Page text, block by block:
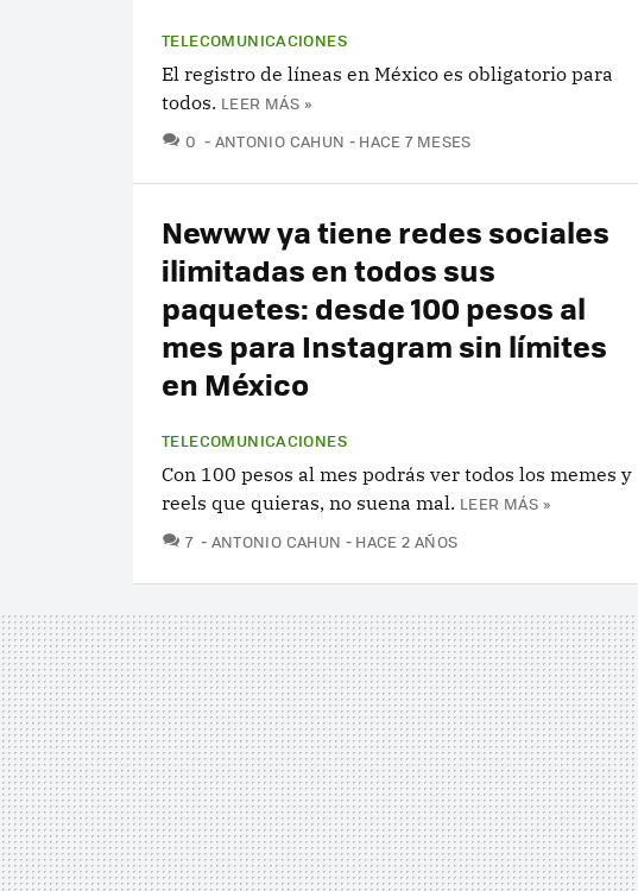
TELECOMUNICACIONES
El registro de líneas en México es obligatorio para
todos. LEER MÁS »
0 COMENTARIOS
ANTONIO CAHUN HACE 7 MESES
Newww ya tiene redes sociales
ilimitadas en todos sus
paquetes: desde 100 pesos al
mes para Instagram sin límites
en México
TELECOMUNICACIONES
Con 100 pesos al mes podrás ver todos los memes y
reels que quieras, no suena mal. LEER MÁS »
7 COMENTARIOS
ANTONIO CAHUN HACE 2 AÑOS